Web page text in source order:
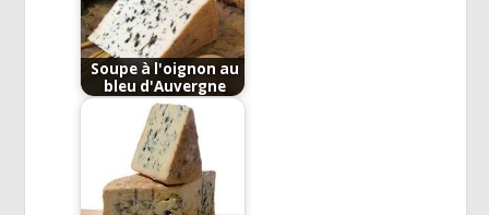
Soupe à l'oignon au
bleu d'Auvergne